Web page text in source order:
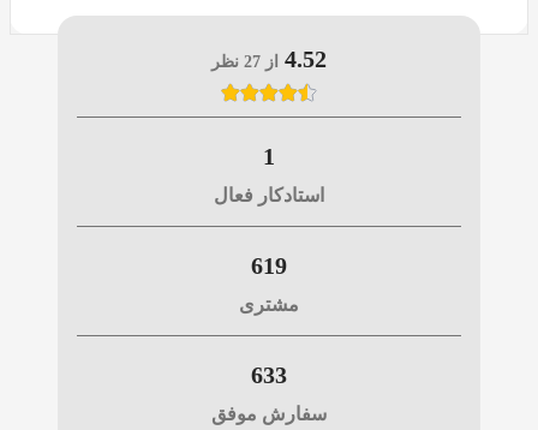
4.52 از 27 نظر
1
استادکار فعال
619
مشتری
633
سفارش موفق